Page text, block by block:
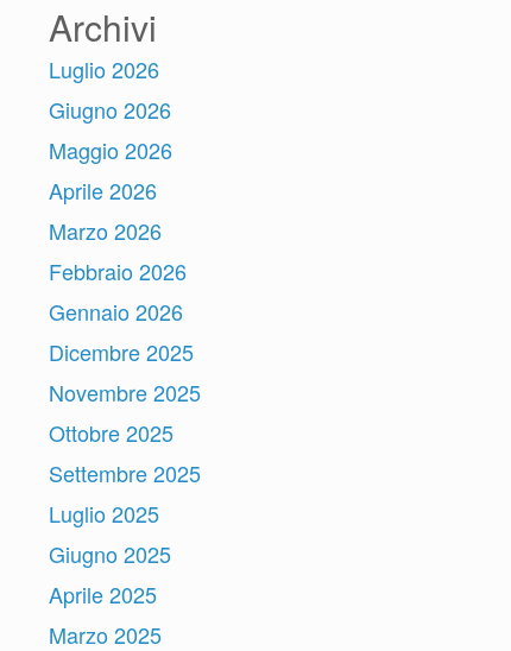
Archivi
Luglio 2026
Giugno 2026
Maggio 2026
Aprile 2026
Marzo 2026
Febbraio 2026
Gennaio 2026
Dicembre 2025
Novembre 2025
Ottobre 2025
Settembre 2025
Luglio 2025
Giugno 2025
Aprile 2025
Marzo 2025